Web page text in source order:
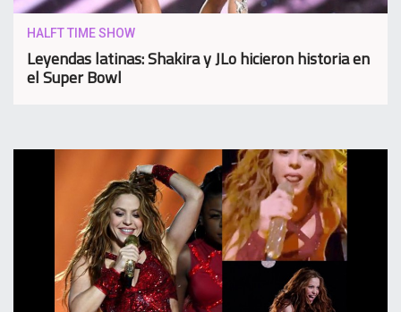
HALFT TIME SHOW
Leyendas latinas: Shakira y JLo hicieron historia en
el Super Bowl